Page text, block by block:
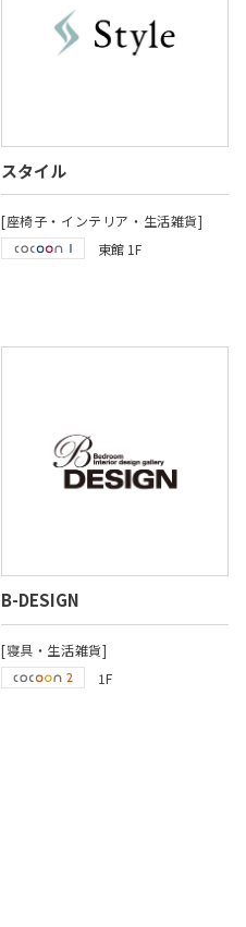
スタイル
[座椅子・インテリア・生活雑貨]
東館 1F
B-DESIGN
[寝具・生活雑貨]
1F